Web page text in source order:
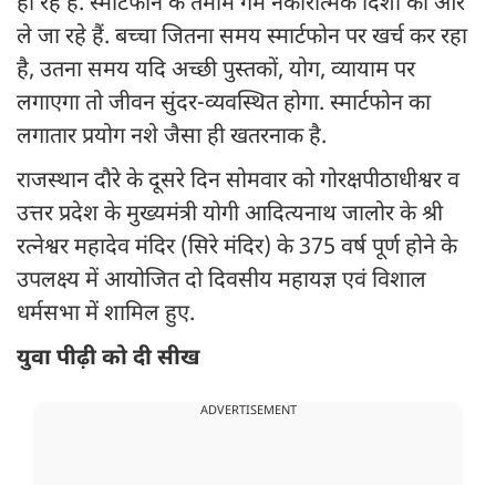
ले जा रहे हैं. बच्चा जितना समय स्मार्टफोन पर खर्च कर रहा
है, उतना समय यदि अच्छी पुस्तकों, योग, व्यायाम पर
लगाएगा तो जीवन सुंदर-व्यवस्थित होगा. स्मार्टफोन का
लगातार प्रयोग नशे जैसा ही खतरनाक है.
राजस्थान दौरे के दूसरे दिन सोमवार को गोरक्षपीठाधीश्वर व
उत्तर प्रदेश के मुख्यमंत्री योगी आदित्यनाथ जालोर के श्री
रत्नेश्वर महादेव मंदिर (सिरे मंदिर) के 375 वर्ष पूर्ण होने के
उपलक्ष्य में आयोजित दो दिवसीय महायज्ञ एवं विशाल
धर्मसभा में शामिल हुए.
युवा पीढ़ी को दी सीख
ADVERTISEMENT